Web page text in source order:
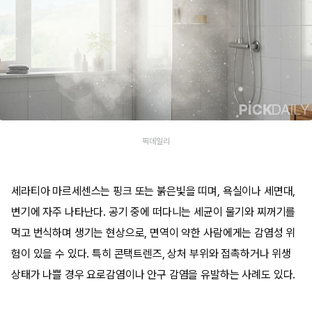
픽데일리
세라티아 마르세센스는 핑크 또는 붉은빛을 띠며, 욕실이나 세면대,
변기에 자주 나타난다. 공기 중에 떠다니는 세균이 물기와 찌꺼기를
먹고 번식하며 생기는 현상으로, 면역이 약한 사람에게는 감염성 위
험이 있을 수 있다. 특히 콘택트렌즈, 상처 부위와 접촉하거나 위생
상태가 나쁠 경우 요로감염이나 안구 감염을 유발하는 사례도 있다.